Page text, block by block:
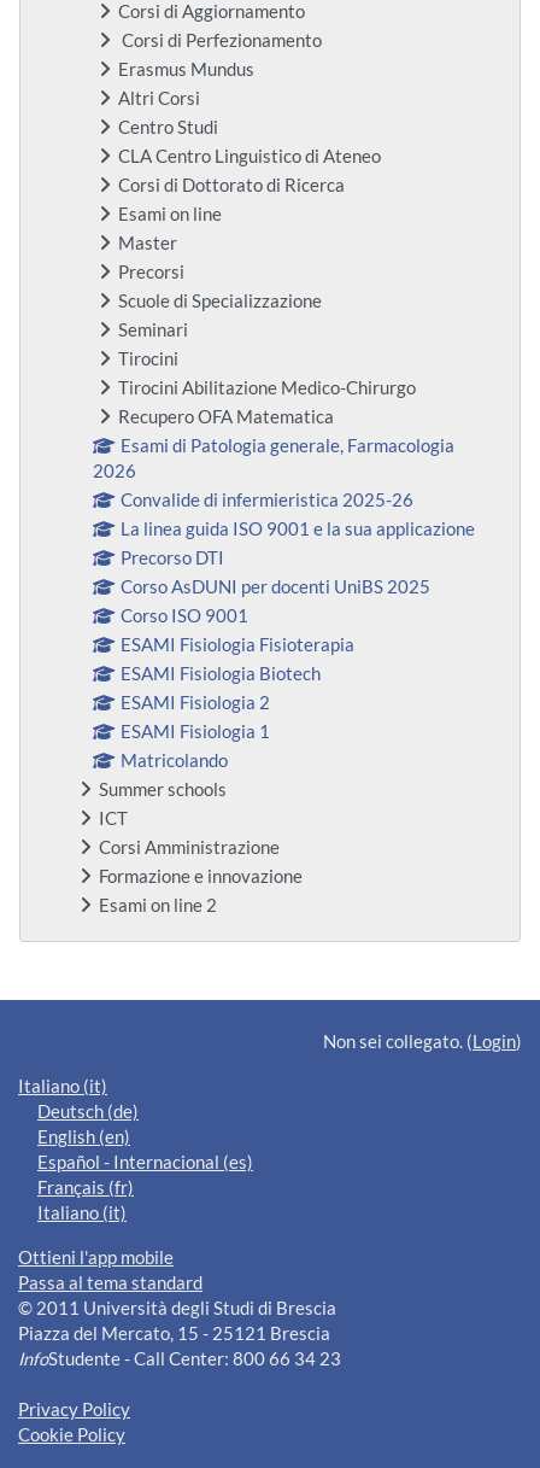
Corsi di Aggiornamento
Corsi di Perfezionamento
Erasmus Mundus
Altri Corsi
Centro Studi
CLA Centro Linguistico di Ateneo
Corsi di Dottorato di Ricerca
Esami on line
Master
Precorsi
Scuole di Specializzazione
Seminari
Tirocini
Tirocini Abilitazione Medico-Chirurgo
Recupero OFA Matematica
Esami di Patologia generale, Farmacologia
2026
Convalide di infermieristica 2025-26
La linea guida ISO 9001 e la sua applicazione
Precorso DTI
Corso AsDUNI per docenti UniBS 2025
Corso ISO 9001
ESAMI Fisiologia Fisioterapia
ESAMI Fisiologia Biotech
ESAMI Fisiologia 2
ESAMI Fisiologia 1
Matricolando
Summer schools
ICT
Corsi Amministrazione
Formazione e innovazione
Esami on line 2
Blocchi supplementari
Non sei collegato. (Login)
Italiano ‎(it)‎
Deutsch ‎(de)‎
English ‎(en)‎
Español - Internacional ‎(es)‎
Français ‎(fr)‎
Italiano ‎(it)‎
Ottieni l'app mobile
Passa al tema standard
© 2011 Università degli Studi di Brescia
Piazza del Mercato, 15 - 25121 Brescia
InfoStudente - Call Center: 800 66 34 23
Privacy Policy
Cookie Policy